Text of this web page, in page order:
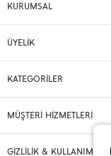
KURUMSAL
ÜYELİK
KATEGORİLER
MÜŞTERİ HİZMETLERİ
GİZLİLİK & KULLANIM